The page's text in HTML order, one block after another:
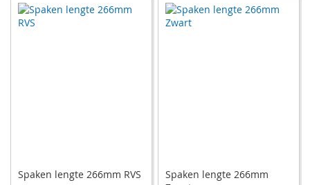
AAN
TE
AAN
Spaken lengte 266mm RVS
Spaken lengte 266mm